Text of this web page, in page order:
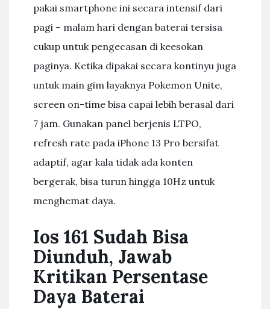
pakai smartphone ini secara intensif dari
pagi – malam hari dengan baterai tersisa
cukup untuk pengecasan di keesokan
paginya. Ketika dipakai secara kontinyu juga
untuk main gim layaknya Pokemon Unite,
screen on-time bisa capai lebih berasal dari
7 jam. Gunakan panel berjenis LTPO,
refresh rate pada iPhone 13 Pro bersifat
adaptif, agar kala tidak ada konten
bergerak, bisa turun hingga 10Hz untuk
menghemat daya.
Ios 161 Sudah Bisa
Diunduh, Jawab
Kritikan Persentase
Daya Baterai